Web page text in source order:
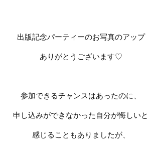
出版記念パーティーのお写真のアップ
ありがとうございます♡
参加できるチャンスはあったのに、
申し込みができなかった自分が悔しいと
感じることもありましたが、